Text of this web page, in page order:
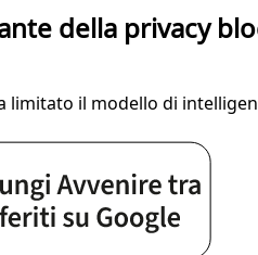
della privacy
limitato il modello di